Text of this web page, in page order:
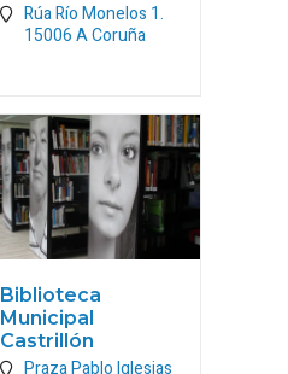
Rúa Río Monelos 1.
15006A Coruña
Biblioteca
Municipal
Castrillón
Praza Pablo Iglesias